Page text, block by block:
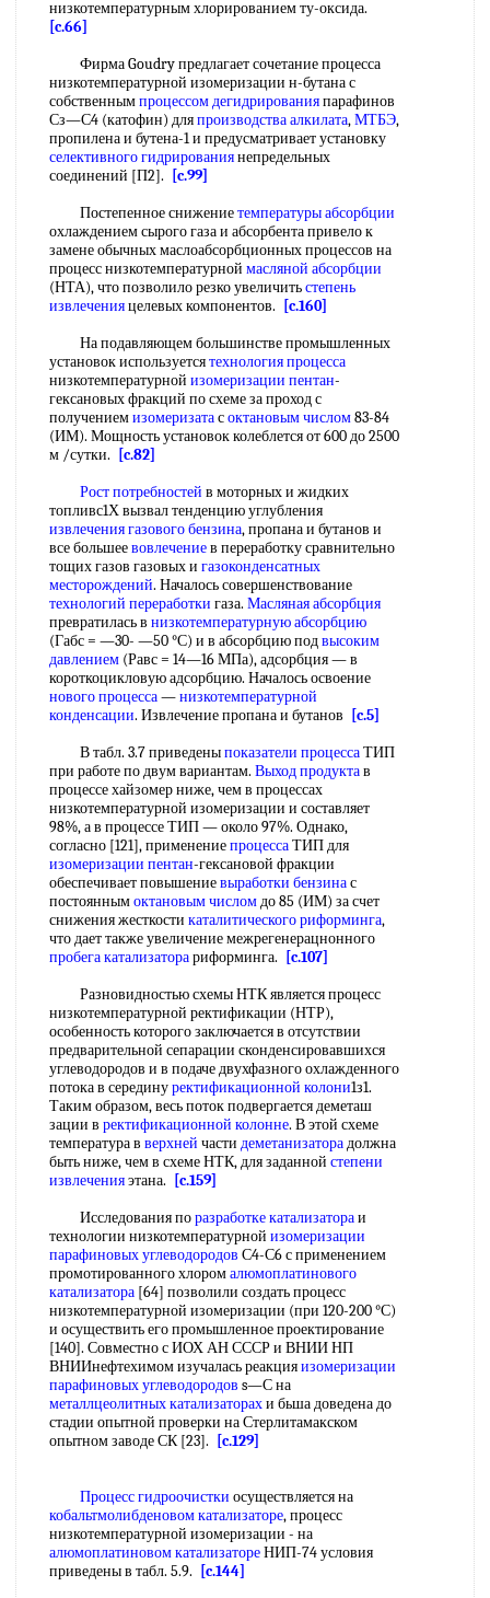
низкотемпературным хлорированием ту-оксида.
[c.66]
Фирма Goudry предлагает сочетание процесса
низкотемпературной изомеризации н-бутана с
собственнымпроцессом дегидрированияпарафинов
Сз—С4 (катофин) дляпроизводства алкилата,МТБЭ,
пропилена и бутена-1 и предусматривает установку
селективного гидрированиянепредельных
соединений [П2].
[c.99]
Постепенное снижениетемпературы абсорбции
охлаждением сырого газа и абсорбента привело к
замене обычных маслоабсорбционных процессов на
процесс низкотемпературной масляной абсорбции
(НТА), что позволило резко увеличитьстепень
извлеченияцелевых компонентов.
[c.160]
На подавляющем большинстве промышленных
установок используетсятехнология процесса
низкотемпературной изомеризации пентан-
гексановых фракций по схеме за проход с
получениемизомеризатасоктановым числом83-84
(ИМ). Мощность установок колеблется от 600 до 2500
м /сутки.
[c.82]
Рост потребностей в моторных и жидких
топливс1Х вызвал тенденцию углубления
извлечения газового бензина, пропана и бутанов и
все большеевовлечениев переработку сравнительно
тощих газов газовых и газоконденсатных
месторождений. Началось совершенствование
технологий переработки газа. Масляная абсорбция
превратилась в низкотемпературную абсорбцию
(Габс = —30- —50 °С) и в абсорбцию подвысоким
давлением (Равс = 14—16 МПа), адсорбция — в
короткоцикловую адсорбцию. Началось освоение
нового процесса—низкотемпературной
конденсации. Извлечение пропана и бутанов
[c.5]
В табл. 3.7 приведеныпоказатели процессаТИП
при работе по двум вариантам. Выход продуктав
процессе хайзомер ниже, чем в процессах
низкотемпературной изомеризации и составляет
98%, а в процессе ТИП — около 97%. Однако,
согласно [121], применениепроцессаТИП для
изомеризации пентан-гексановой фракции
обеспечивает повышениевыработки бензинас
постояннымоктановым числомдо 85 (ИМ) за счет
снижения жесткости каталитического риформинга,
что дает также увеличение межрегенерацнонного
пробега катализаторариформинга.
[c.107]
Разновидностью схемы НТК является процесс
низкотемпературной ректификации (НТР),
особенность которого заключается в отсутствии
предварительной сепарации сконденсировавшихся
углеводородов и в подаче двухфазного охлажденного
потока в серединуректификационной колони1з1.
Таким образом, весь поток подвергается деметаш
зации в ректификационной колонне. В этой схеме
температура в верхней части деметанизаторадолжна
быть ниже, чем в схеме НТК, для заданной степени
извлеченияэтана.
[c.159]
Исследования поразработке катализатораи
технологии низкотемпературной изомеризации
парафиновых углеводородов С4-С6 с применением
промотированного хлоромалюмоплатинового
катализатора [64] позволили создать процесс
низкотемпературной изомеризации (при 120-200 °С)
и осуществить его промышленное проектирование
[140]. Совместно с ИОХ АН СССР и ВНИИ НП
ВНИИнефтехимом изучалась реакцияизомеризации
парафиновых углеводородов s—С на
металлцеолитных катализаторахи бьша доведена до
стадии опытной проверки на Стерлитамакском
опытном заводе СК [23].
[c.129]
Процесс гидроочистки осуществляется на
кобальтмолибденовом катализаторе, процесс
низкотемпературной изомеризации - на
алюмоплатиновом катализатореНИП-74 условия
приведены в табл. 5.9.
[c.144]